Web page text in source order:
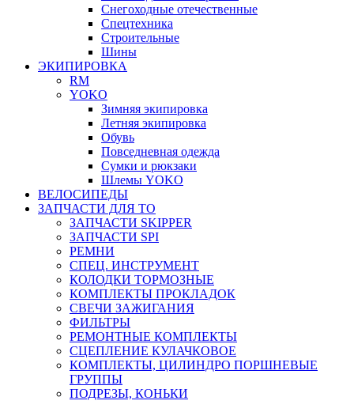
Снегоходные отечественные
Спецтехника
Строительные
Шины
ЭКИПИРОВКА
RM
YOKO
Зимняя экипировка
Летняя экипировка
Обувь
Повседневная одежда
Сумки и рюкзаки
Шлемы YOKO
ВЕЛОСИПЕДЫ
ЗАПЧАСТИ ДЛЯ ТО
ЗАПЧАСТИ SKIPPER
ЗАПЧАСТИ SPI
РЕМНИ
СПЕЦ. ИНСТРУМЕНТ
КОЛОДКИ ТОРМОЗНЫЕ
КОМПЛЕКТЫ ПРОКЛАДОК
СВЕЧИ ЗАЖИГАНИЯ
ФИЛЬТРЫ
РЕМОНТНЫЕ КОМПЛЕКТЫ
СЦЕПЛЕНИЕ КУЛАЧКОВОЕ
КОМПЛЕКТЫ, ЦИЛИНДРО ПОРШНЕВЫЕ
ГРУППЫ
ПОДРЕЗЫ, КОНЬКИ